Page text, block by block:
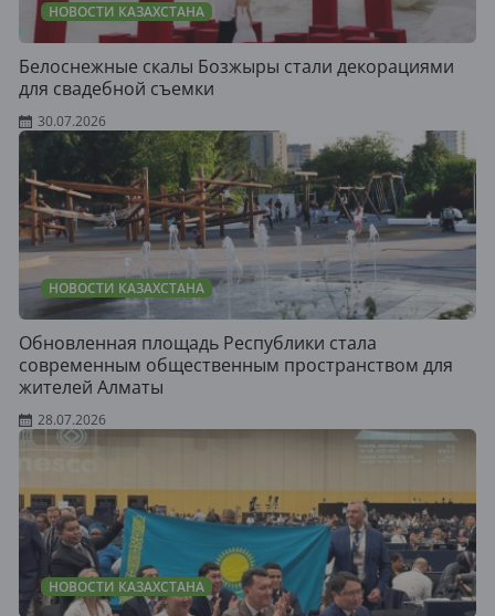
НОВОСТИ КАЗАХСТАНА
Белоснежные скалы Бозжыры стали декорациями
для свадебной съемки
30.07.2026
НОВОСТИ КАЗАХСТАНА
Обновленная площадь Республики стала
современным общественным пространством для
жителей Алматы
28.07.2026
НОВОСТИ КАЗАХСТАНА